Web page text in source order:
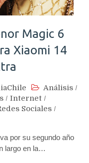
Magic 6
Xiaomi 14
Análisis /
/ Internet /
Sociales /
por su segundo año
largo en la…